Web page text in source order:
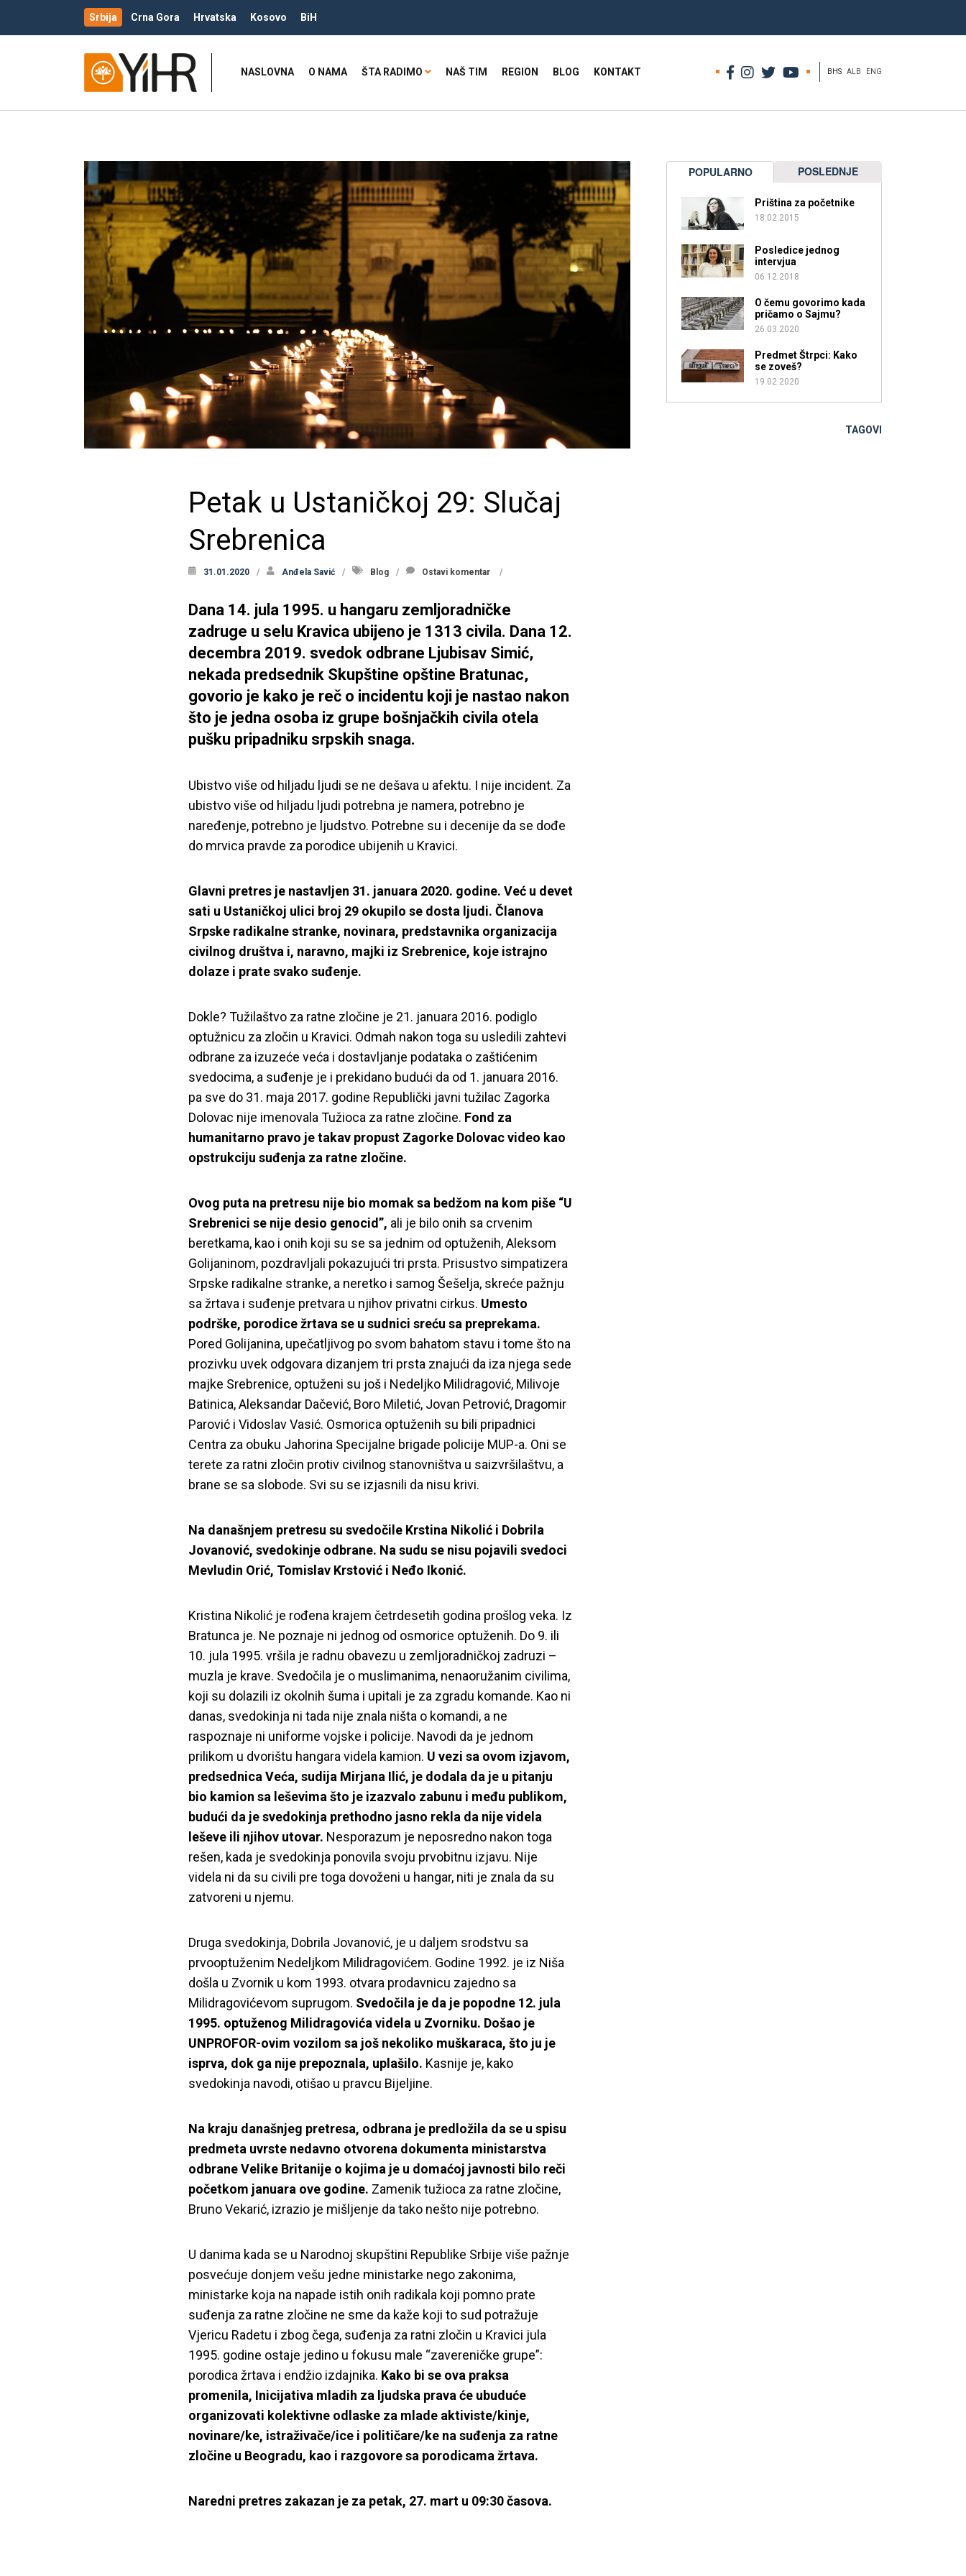
Srbija Crna Gora Hrvatska Kosovo BiH
NASLOVNA O NAMA ŠTA RADIMO NAŠ TIM REGION BLOG KONTAKT BHS ALB ENG
Petak u Ustaničkoj 29: Slučaj
Srebrenica
31.01.2020 Anđela Savić Blog Ostavi komentar
Dana 14. jula 1995. u hangaru zemljoradničke
zadruge u selu Kravica ubijeno je 1313 civila. Dana 12.
decembra 2019. svedok odbrane Ljubisav Simić,
nekada predsednik Skupštine opštine Bratunac,
govorio je kako je reč o incidentu koji je nastao nakon
što je jedna osoba iz grupe bošnjačkih civila otela
pušku pripadniku srpskih snaga.
Ubistvo više od hiljadu ljudi se ne dešava u afektu. I nije incident. Za
ubistvo više od hiljadu ljudi potrebna je namera, potrebno je
naređenje, potrebno je ljudstvo. Potrebne su i decenije da se dođe
do mrvica pravde za porodice ubijenih u Kravici.
Glavni pretres je nastavljen 31. januara 2020. godine. Već u devet
sati u Ustaničkoj ulici broj 29 okupilo se dosta ljudi. Članova
Srpske radikalne stranke, novinara, predstavnika organizacija
civilnog društva i, naravno, majki iz Srebrenice, koje istrajno
dolaze i prate svako suđenje.
Dokle? Tužilaštvo za ratne zločine je 21. januara 2016. podiglo
optužnicu za zločin u Kravici. Odmah nakon toga su usledili zahtevi
odbrane za izuzeće veća i dostavljanje podataka o zaštićenim
svedocima, a suđenje je i prekidano budući da od 1. januara 2016.
pa sve do 31. maja 2017. godine Republički javni tužilac Zagorka
Dolovac nije imenovala Tužioca za ratne zločine. Fond za
humanitarno pravo je takav propust Zagorke Dolovac video kao
opstrukciju suđenja za ratne zločine.
Ovog puta na pretresu nije bio momak sa bedžom na kom piše “U
Srebrenici se nije desio genocid”, ali je bilo onih sa crvenim
beretkama, kao i onih koji su se sa jednim od optuženih, Aleksom
Golijaninom, pozdravljali pokazujući tri prsta. Prisustvo simpatizera
Srpske radikalne stranke, a neretko i samog Šešelja, skreće pažnju
sa žrtava i suđenje pretvara u njihov privatni cirkus. Umesto
podrške, porodice žrtava se u sudnici sreću sa preprekama.
Pored Golijanina, upečatljivog po svom bahatom stavu i tome što na
prozivku uvek odgovara dizanjem tri prsta znajući da iza njega sede
majke Srebrenice, optuženi su još i Nedeljko Milidragović, Milivoje
Batinica, Aleksandar Dačević, Boro Miletić, Jovan Petrović, Dragomir
Parović i Vidoslav Vasić. Osmorica optuženih su bili pripadnici
Centra za obuku Jahorina Specijalne brigade policije MUP-a. Oni se
terete za ratni zločin protiv civilnog stanovništva u saizvršilaštvu, a
brane se sa slobode. Svi su se izjasnili da nisu krivi.
Na današnjem pretresu su svedočile Krstina Nikolić i Dobrila
Jovanović, svedokinje odbrane. Na sudu se nisu pojavili svedoci
Mevludin Orić, Tomislav Krstović i Neđo Ikonić.
Kristina Nikolić je rođena krajem četrdesetih godina prošlog veka. Iz
Bratunca je. Ne poznaje ni jednog od osmorice optuženih. Do 9. ili
10. jula 1995. vršila je radnu obavezu u zemljoradničkoj zadruzi –
muzla je krave. Svedočila je o muslimanima, nenaoružanim civilima,
koji su dolazili iz okolnih šuma i upitali je za zgradu komande. Kao ni
danas, svedokinja ni tada nije znala ništa o komandi, a ne
raspoznaje ni uniforme vojske i policije. Navodi da je jednom
prilikom u dvorištu hangara videla kamion. U vezi sa ovom izjavom,
predsednica Veća, sudija Mirjana Ilić, je dodala da je u pitanju
bio kamion sa leševima što je izazvalo zabunu i među publikom,
budući da je svedokinja prethodno jasno rekla da nije videla
leševe ili njihov utovar. Nesporazum je neposredno nakon toga
rešen, kada je svedokinja ponovila svoju prvobitnu izjavu. Nije
videla ni da su civili pre toga dovoženi u hangar, niti je znala da su
zatvoreni u njemu.
Druga svedokinja, Dobrila Jovanović, je u daljem srodstvu sa
prvooptuženim Nedeljkom Milidragovićem. Godine 1992. je iz Niša
došla u Zvornik u kom 1993. otvara prodavnicu zajedno sa
Milidragovićevom suprugom. Svedočila je da je popodne 12. jula
1995. optuženog Milidragovića videla u Zvorniku. Došao je
UNPROFOR-ovim vozilom sa još nekoliko muškaraca, što ju je
isprva, dok ga nije prepoznala, uplašilo. Kasnije je, kako
svedokinja navodi, otišao u pravcu Bijeljine.
Na kraju današnjeg pretresa, odbrana je predložila da se u spisu
predmeta uvrste nedavno otvorena dokumenta ministarstva
odbrane Velike Britanije o kojima je u domaćoj javnosti bilo reči
početkom januara ove godine. Zamenik tužioca za ratne zločine,
Bruno Vekarić, izrazio je mišljenje da tako nešto nije potrebno.
U danima kada se u Narodnoj skupštini Republike Srbije više pažnje
posvećuje donjem vešu jedne ministarke nego zakonima,
ministarke koja na napade istih onih radikala koji pomno prate
suđenja za ratne zločine ne sme da kaže koji to sud potražuje
Vjericu Radetu i zbog čega, suđenja za ratni zločin u Kravici jula
1995. godine ostaje jedino u fokusu male “zavereničke grupe”:
porodica žrtava i endžio izdajnika. Kako bi se ova praksa
promenila, Inicijativa mladih za ljudska prava će ubuduće
organizovati kolektivne odlaske za mlade aktiviste/kinje,
novinare/ke, istraživače/ice i političare/ke na suđenja za ratne
zločine u Beogradu, kao i razgovore sa porodicama žrtava.
Naredni pretres zakazan je za petak, 27. mart u 09:30 časova.
POPULARNO POSLEDNJE
Priština za početnike
18.02.2015
Posledice jednog
intervjua
06.12.2018
O čemu govorimo kada
pričamo o Sajmu?
26.03.2020
Predmet Štrpci: Kako
se zoveš?
19.02.2020
TAGOVI